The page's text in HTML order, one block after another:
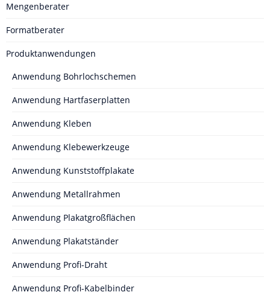
Mengenberater
Formatberater
Produktanwendungen
Anwendung Bohrlochschemen
Anwendung Hartfaserplatten
Anwendung Kleben
Anwendung Klebewerkzeuge
Anwendung Kunststoffplakate
Anwendung Metallrahmen
Anwendung Plakatgroßflächen
Anwendung Plakatständer
Anwendung Profi-Draht
Anwendung Profi-Kabelbinder